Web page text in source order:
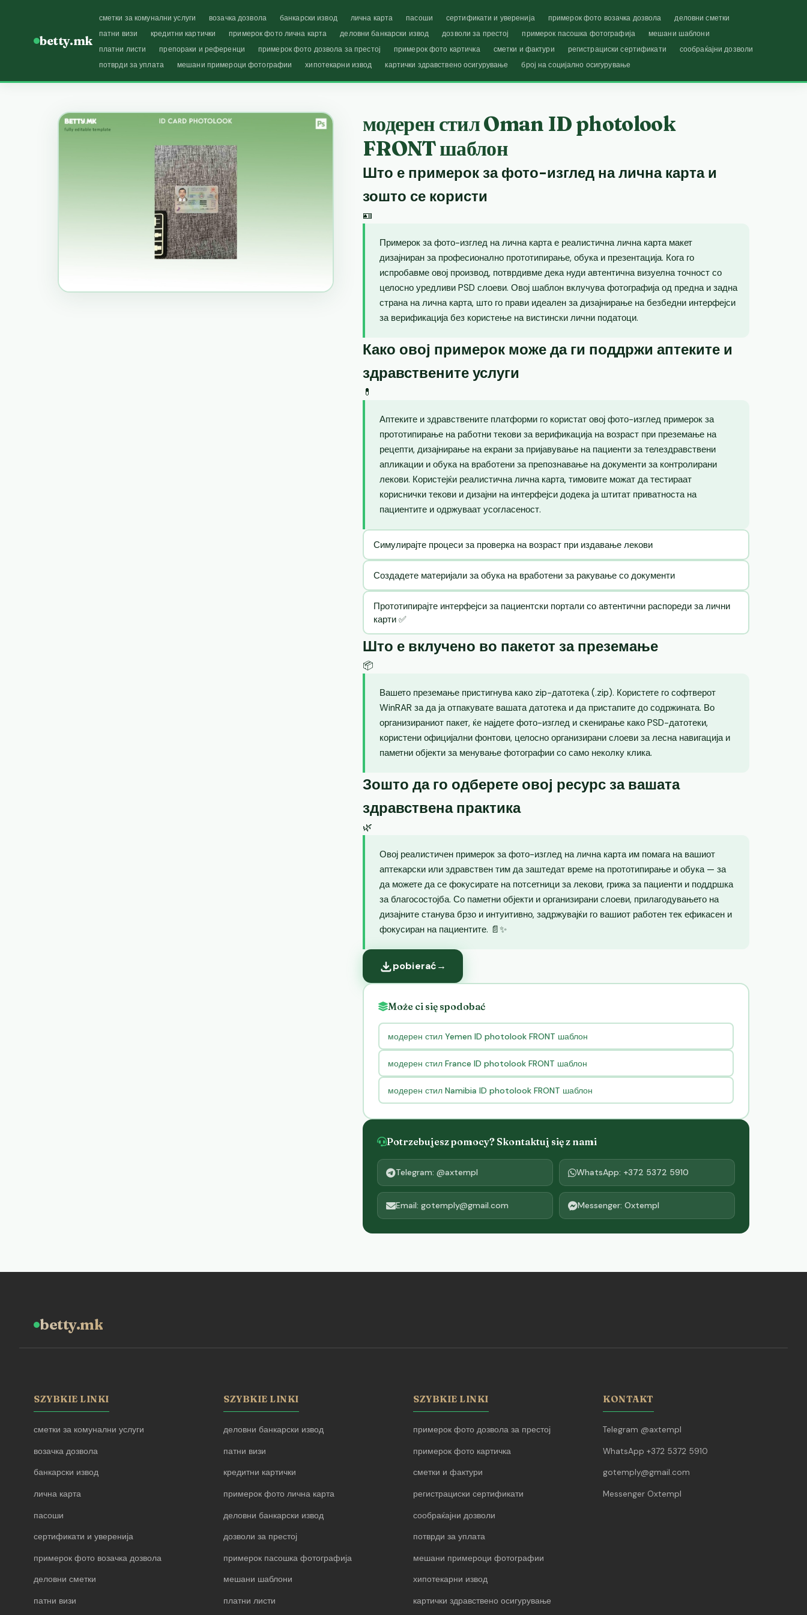
betty.mk
сметки за комунални услуги возачка дозвола банкарски извод лична карта пасоши сертификати и уверенија примерок фото возачка дозвола
деловни сметки
патни визи
кредитни картички примерок фото лична карта деловни банкарски извод дозволи за престој примерок пасошка фотографија
мешани шаблони
платни листи
препораки и референци примерок фото дозвола за престој примерок фото картичка сметки и фактури регистрациски сертификати
сообраќајни дозволи
потврди за уплата
мешани примероци фотографии хипотекарни извод картички здравствено осигурување број на социјално осигурување
модерен стил Oman ID photolook
FRONT шаблон
Што е примерок за фото-изглед на лична карта и
зошто се користи
🪪
Примерок за фото-изглед на лична карта е реалистична лична карта макет
дизајниран за професионално прототипирање, обука и презентација. Кога го
испробавме овој производ, потврдивме дека нуди автентична визуелна точност со
целосно уредливи PSD слоеви. Овој шаблон вклучува фотографија од предна и задна
страна на лична карта, што го прави идеален за дизајнирање на безбедни интерфејси
за верификација без користење на вистински лични податоци.
Како овој примерок може да ги поддржи аптеките и
здравствените услуги
💊
Аптеките и здравствените платформи го користат овој фото-изглед примерок за
прототипирање на работни текови за верификација на возраст при преземање на
рецепти, дизајнирање на екрани за пријавување на пациенти за телездравствени
апликации и обука на вработени за препознавање на документи за контролирани
лекови. Користејќи реалистична лична карта, тимовите можат да тестираат
кориснички текови и дизајни на интерфејси додека ја штитат приватноста на
пациентите и одржуваат усогласеност.
Симулирајте процеси за проверка на возраст при издавање лекови
Создадете материјали за обука на вработени за ракување со документи
Прототипирајте интерфејси за пациентски портали со автентични распореди за лични
карти ✅
Што е вклучено во пакетот за преземање
📦
Вашето преземање пристигнува како zip-датотека (.zip). Користете го софтверот
WinRAR за да ја отпакувате вашата датотека и да пристапите до содржината. Во
организираниот пакет, ќе најдете фото-изглед и скенирање како PSD-датотеки,
користени официјални фонтови, целосно организирани слоеви за лесна навигација и
паметни објекти за менување фотографии со само неколку клика.
Зошто да го одберете овој ресурс за вашата
здравствена практика
🌿
Овој реалистичен примерок за фото-изглед на лична карта им помага на вашиот
аптекарски или здравствен тим да заштедат време на прототипирање и обука — за
да можете да се фокусирате на потсетници за лекови, грижа за пациенти и поддршка
за благосостојба. Со паметни објекти и организирани слоеви, прилагодувањето на
дизајните станува брзо и интуитивно, задржувајќи го вашиот работен тек ефикасен и
фокусиран на пациентите. 📄✨
pobierać→
Może ci się spodobać
модерен стил Yemen ID photolook FRONT шаблон
модерен стил France ID photolook FRONT шаблон
модерен стил Namibia ID photolook FRONT шаблон
Potrzebujesz pomocy? Skontaktuj się z nami
Telegram: @axtempl WhatsApp: +372 5372 5910
Email: gotemply@gmail.com Messenger: Oxtempl
betty.mk
SZYBKIE LINKI
сметки за комунални услуги
возачка дозвола
банкарски извод
лична карта
пасоши
сертификати и уверенија
примерок фото возачка дозвола
деловни сметки
патни визи
SZYBKIE LINKI
деловни банкарски извод
патни визи
кредитни картички
примерок фото лична карта
деловни банкарски извод
дозволи за престој
примерок пасошка фотографија
мешани шаблони
платни листи
SZYBKIE LINKI
примерок фото дозвола за престој
примерок фото картичка
сметки и фактури
регистрациски сертификати
сообраќајни дозволи
потврди за уплата
мешани примероци фотографии
хипотекарни извод
картички здравствено осигурување
KONTAKT
Telegram @axtempl
WhatsApp +372 5372 5910
gotemply@gmail.com
Messenger Oxtempl